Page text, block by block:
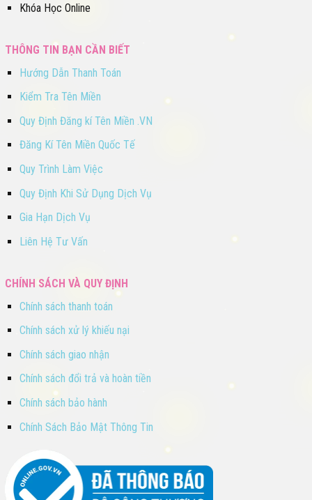
Khóa Học Online
THÔNG TIN BẠN CẦN BIẾT
Hướng Dẫn Thanh Toán
Kiểm Tra Tên Miền
Quy Định Đăng kí Tên Miền .VN
Đăng Kí Tên Miền Quốc Tế
Quy Trình Làm Việc
Quy Định Khi Sử Dụng Dịch Vụ
Gia Hạn Dịch Vụ
Liên Hệ Tư Vấn
CHÍNH SÁCH VÀ QUY ĐỊNH
Chính sách thanh toán
Chính sách xử lý khiếu nại
Chính sách giao nhận
Chính sách đổi trả và hoàn tiền
Chính sách bảo hành
Chính Sách Bảo Mật Thông Tin